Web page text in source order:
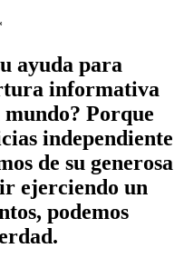
ayuda para
informativa
Porque
independiente
de su generosa
ejerciendo un
podemos